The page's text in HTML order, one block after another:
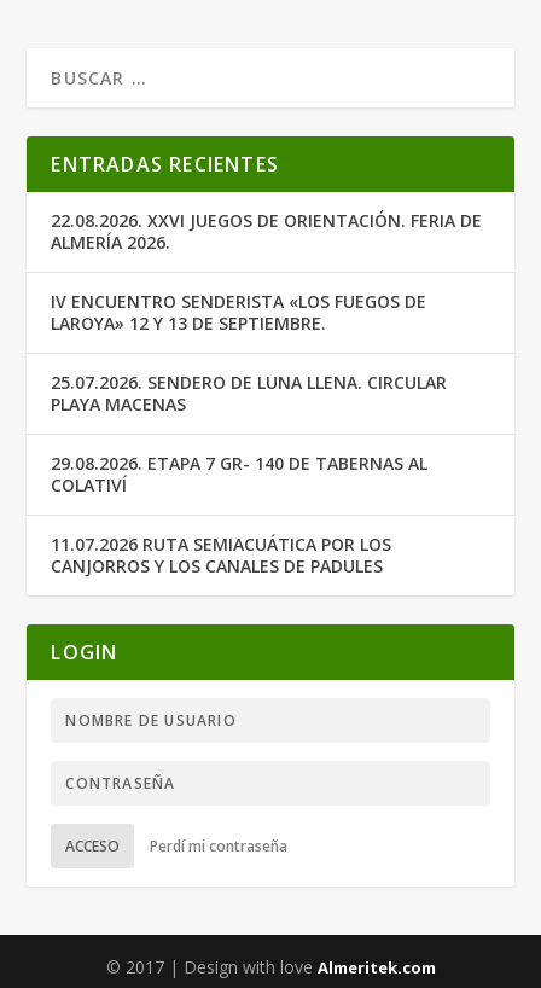
ENTRADAS RECIENTES
22.08.2026. XXVI JUEGOS DE ORIENTACIÓN. FERIA DE
ALMERÍA 2026.
IV ENCUENTRO SENDERISTA «LOS FUEGOS DE
LAROYA» 12 Y 13 DE SEPTIEMBRE.
25.07.2026. SENDERO DE LUNA LLENA. CIRCULAR
PLAYA MACENAS
29.08.2026. ETAPA 7 GR- 140 DE TABERNAS AL
COLATIVÍ
11.07.2026 RUTA SEMIACUÁTICA POR LOS
CANJORROS Y LOS CANALES DE PADULES
LOGIN
ACCESO Perdí mi contraseña
© 2017 | Design with love Almeritek.com